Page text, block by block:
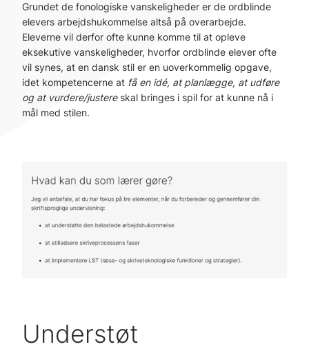
Grundet de fonologiske vanskeligheder er de ordblinde
elevers arbejdshukommelse altså på overarbejde.
Eleverne vil derfor ofte kunne komme til at opleve
eksekutive vanskeligheder, hvorfor ordblinde elever ofte
vil synes, at en dansk stil er en uoverkommelig opgave,
idet kompetencerne at få en idé, at planlægge, at udføre
og at vurdere/justereskal bringes i spil for at kunne nå i
mål med stilen.
Understøt